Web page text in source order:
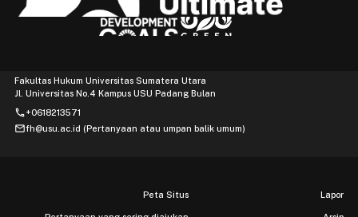
Fakultas Hukum Universitas Sumatera Utara
Jl. Universitas No.4 Kampus USU Padang Bulan
phone+0618213571
mailfh@usu.ac.id (Pertanyaan atau umpan balik umum)
Peta Situs Lapor